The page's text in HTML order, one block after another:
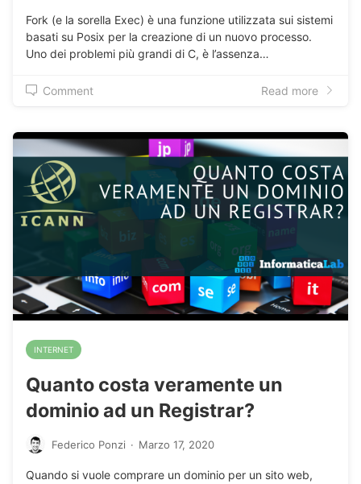
Fork (e la sorella Exec) è una funzione utilizzata sui sistemi
basati su Posix per la creazione di un nuovo processo.
Uno dei problemi più grandi di C, è l’assenza…
Comment Read more
INTERNET
Quanto costa veramente un
dominio ad un Registrar?
Federico Ponzi · Marzo 17, 2020
Quando si vuole comprare un dominio per un sito web,